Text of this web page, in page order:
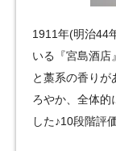
1911年(明治44
いる『宮島酒店
と藁系の香りが
ろやか、全体的
した♪10段階評